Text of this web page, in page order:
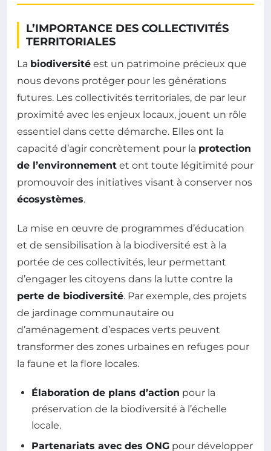
L’IMPORTANCE DES COLLECTIVITÉS
TERRITORIALES
La biodiversité est un patrimoine précieux que
nous devons protéger pour les générations
futures. Les collectivités territoriales, de par leur
proximité avec les enjeux locaux, jouent un rôle
essentiel dans cette démarche. Elles ont la
capacité d’agir concrètement pour la protection
de l’environnement et ont toute légitimité pour
promouvoir des initiatives visant à conserver nos
écosystèmes.
La mise en œuvre de programmes d’éducation
et de sensibilisation à la biodiversité est à la
portée de ces collectivités, leur permettant
d’engager les citoyens dans la lutte contre la
perte de biodiversité. Par exemple, des projets
de jardinage communautaire ou
d’aménagement d’espaces verts peuvent
transformer des zones urbaines en refuges pour
la faune et la flore locales.
Élaboration de plans d’action pour la
préservation de la biodiversité à l’échelle
locale.
Partenariats avec des ONG pour développer